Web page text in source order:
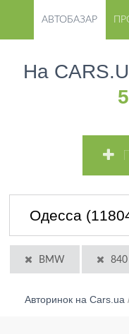
АВТОБАЗАР
На
BMW 840
Авторинок на Cars.ua